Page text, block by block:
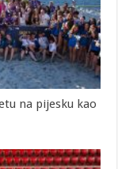
na pijesku kao